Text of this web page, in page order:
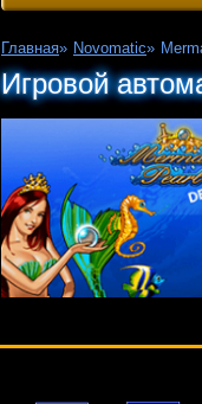
Главная» Novomatic»
Игровой